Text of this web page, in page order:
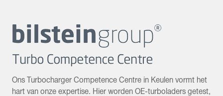
Ons Turbocharger Competence Centre in Keulen vormt het
hart van onze expertise. Hier worden OE-turboladers getest,